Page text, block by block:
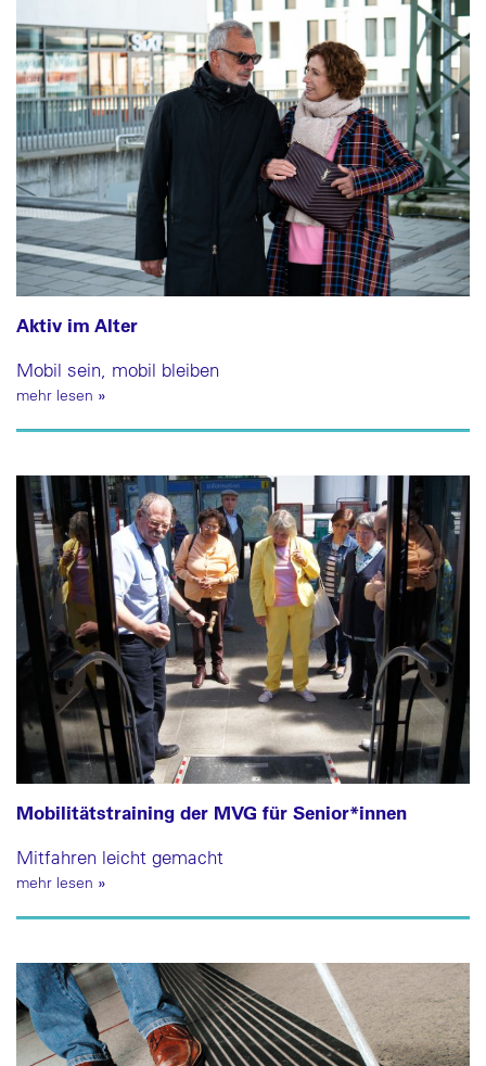
Aktiv im Alter
Mobil sein, mobil bleiben
mehr lesen »
Mobilitätstraining der MVG für Senior*innen
Mitfahren leicht gemacht
mehr lesen »